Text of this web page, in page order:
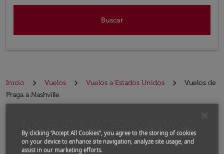
Buscar
Inicio Vuelos Vuelos a Estados Unidos
Vuelos de
Praga a Nashville
vuelo desde Praga a Nashville
By clicking “Accept All Cookies”, you agree to the storing of cookies
on your device to enhance site navigation, analyze site usage, and
assist in our marketing efforts.